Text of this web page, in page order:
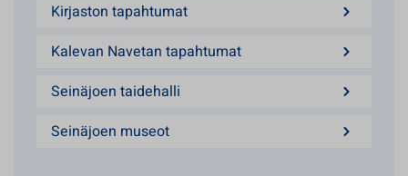
Kirjaston tapahtumat
Kalevan Navetan tapahtumat
Seinäjoen taidehalli
Seinäjoen museot